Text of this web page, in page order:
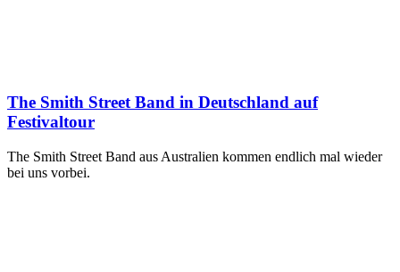
The Smith Street Band in Deutschland auf
Festivaltour
The Smith Street Band aus Australien kommen endlich mal wieder
bei uns vorbei.